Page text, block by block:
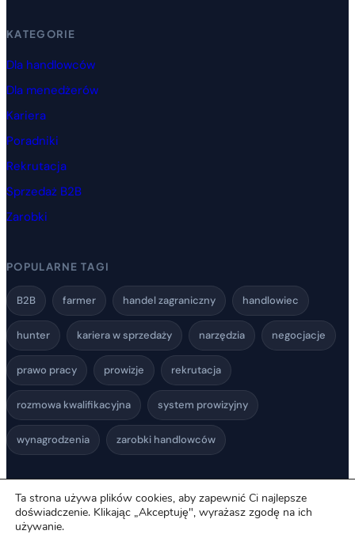
KATEGORIE
Dla handlowców
Dla menedżerów
Kariera
Poradniki
Rekrutacja
Sprzedaż B2B
Zarobki
POPULARNE TAGI
B2B farmer handel zagraniczny handlowiec
hunter kariera w sprzedaży narzędzia negocjacje
prawo pracy prowizje rekrutacja
rozmowa kwalifikacyjna system prowizyjny
wynagrodzenia zarobki handlowców
© 2026 Praca w Sprzedaży. Wszelkie prawa
zastrzeżone.
Polityka
Ta strona używa plików cookies, aby zapewnić Ci najlepsze
doświadczenie. Klikając „Akceptuję", wyrażasz zgodę na ich
używanie.